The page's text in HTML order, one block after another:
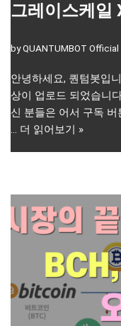
그레이스케일
byQUANTUMBOT Official
안녕하세요, 퀀텀봇입
상이 업로드 되었습니
신 분들은 어서 구독
… 더 읽어보기 »